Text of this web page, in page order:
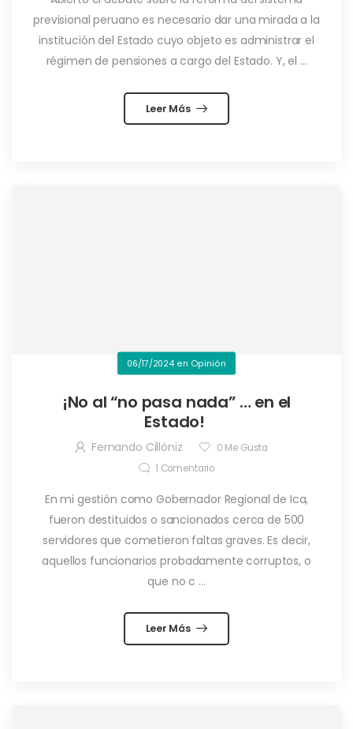
previsional peruano es necesario dar una mirada a la
institución del Estado cuyo objeto es administrar el
régimen de pensiones a cargo del Estado. Y, el ...
Leer Más
06/17/2024 en Opinión
¡No al “no pasa nada” … en el
Estado!
Fernando Cillóniz 0 Me Gusta
1 Comentario
En mi gestión como Gobernador Regional de Ica,
fueron destituidos o sancionados cerca de 500
servidores que cometieron faltas graves. Es decir,
aquellos funcionarios probadamente corruptos, o
que no c ...
Leer Más